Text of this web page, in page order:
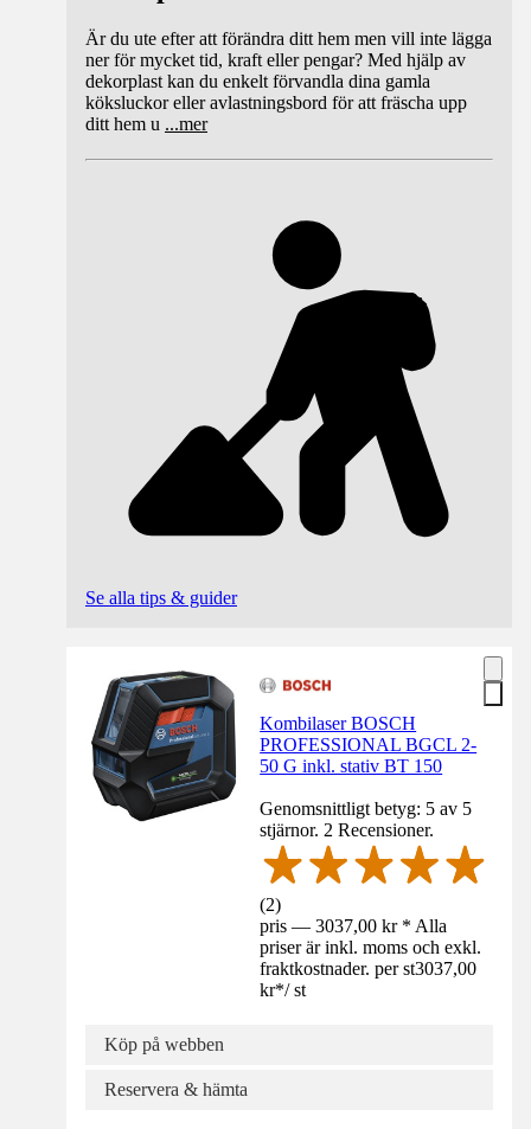
Är du ute efter att förändra ditt hem men vill inte lägga
ner för mycket tid, kraft eller pengar? Med hjälp av
dekorplast kan du enkelt förvandla dina gamla
köksluckor eller avlastningsbord för att fräscha upp
ditt hem u ...mer
Se alla tips & guider
Kombilaser BOSCH
PROFESSIONAL BGCL 2-
50 G inkl. stativ BT 150
Genomsnittligt betyg: 5 av 5
stjärnor. 2 Recensioner.
(2)
pris — 3037,00 kr * Alla
priser är inkl. moms och exkl.
fraktkostnader. per st3037,00
kr*/ st
Köp på webben
Reservera & hämta